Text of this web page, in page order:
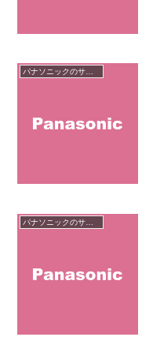
パナソニックのサイクロン掃除機
パナソニックのサイクロン掃除機